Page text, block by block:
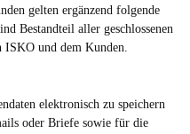
gelten ergänzend folgende
Bestandteil aller geschlossenen
ISKO und dem Kunden.
elektronisch zu speichern
oder Briefe sowie für die